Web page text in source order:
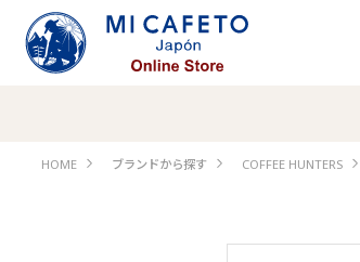
HOME ブランドから探す COFFEE HUNTERS